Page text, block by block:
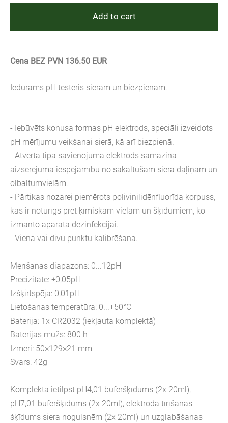
Add to cart
Cena BEZ PVN 136.50 EUR
Iedurams pH testeris sieram un biezpienam.
- Iebūvēts konusa formas pH elektrods, speciāli izveidots
pH mērījumu veikšanai sierā, kā arī biezpienā.
- Atvērta tipa savienojuma elektrods samazina
aizsērējuma iespējamību no sakaltušām siera daļiņām un
olbaltumvielām.
- Pārtikas nozarei piemērots polivinilidēnfluorīda korpuss,
kas ir noturīgs pret ķīmiskām vielām un šķīdumiem, ko
izmanto aparāta dezinfekcijai.
- Viena vai divu punktu kalibrēšana.
Mērīšanas diapazons: 0...12pH
Precizitāte: ±0,05pH
Izšķirtspēja: 0,01pH
Lietošanas temperatūra: 0...+50°C
Baterija: 1x CR2032 (iekļauta komplektā)
Baterijas mūžs: 800 h
Izmēri: 50×129×21 mm
Svars: 42g
Komplektā ietilpst pH4,01 buferšķīdums (2x 20ml),
pH7,01 buferšķīdums (2x 20ml), elektroda tīrīšanas
šķīdums siera nogulsnēm (2x 20ml) un uzglabāšanas